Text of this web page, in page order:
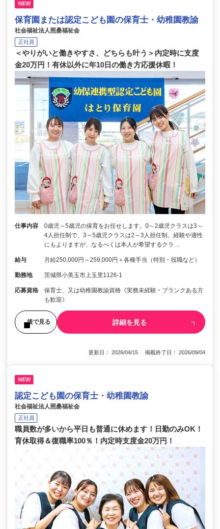
NEW
保育園または認定こども園の保育士・幼稚園教諭
社会福祉法人照桑福祉会
正社員
＜やりがいと働きやすさ、どちらも叶う＞内定時に支度
金20万円！有休以外に年10日の働き方応援休暇！
仕事内容
0歳児～5歳児の保育をお任せします。0～2歳児クラスは3～
4人担任制で、3～5歳児クラスは2～3人担任制。経験や適性
にもよりますが、なるべくは本人が希望するクラ…
給与 月給250,000円～259,000円＋各種手当（特別・役職など）
勤務地 茨城県小美玉市上玉里1126-1
応募資格
保育士、又は幼稚園教諭資格《実務未経験・ブランクある方
も歓迎》
後で見る 詳細を見る
更新日： 2026/04/15 掲載終了日： 2026/09/04
NEW
認定こども園の保育士・幼稚園教諭
社会福祉法人照桑福祉会
正社員
職員数が多いから平日も普通に休めます！日勤のみOK！
育休取得＆復職率100％！内定時支度金20万円！